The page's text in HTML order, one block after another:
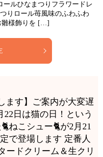
ルひなまつりフラワードレ
りロール苺風味のふわふわ
雛様飾りを […]
ます】ご案内が大変遅
22日は猫の日！という
ねこシュー🐈が2月21
で登場します 定番人
ードクリーム＆生クリ